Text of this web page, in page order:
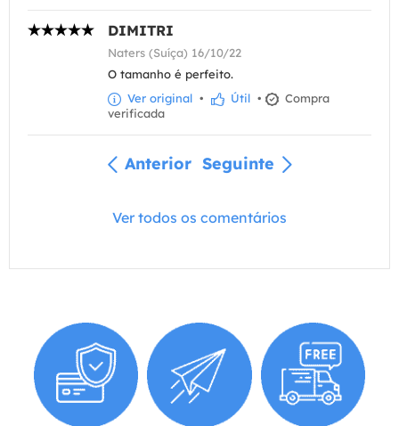
DIMITRI
Naters (Suíça) 16/10/22
O tamanho é perfeito.
Ver original • Útil •
Compra
verificada
Anterior Seguinte
Ver todos os comentários